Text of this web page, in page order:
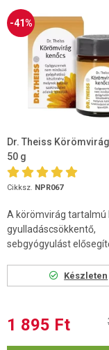
-41%
Dr. Theiss
50 g
Cikksz. NPR067
A körömvirág tartalmú
gyulladáscsökkentő,
sebgyógyulást
Készleten
1 895 Ft